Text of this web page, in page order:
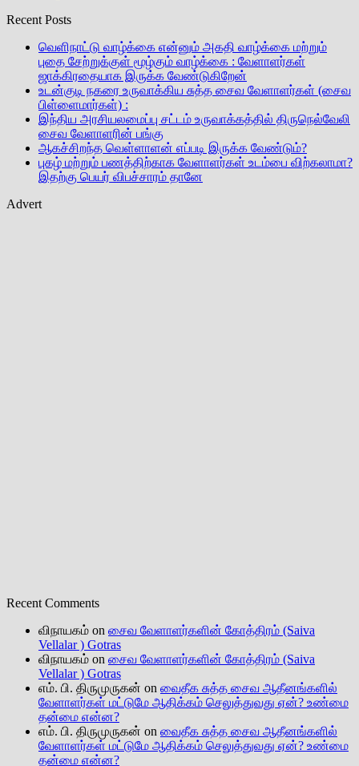
Recent Posts
வெளிநாட்டு வாழ்க்கை என்னும் அகதி வாழ்க்கை மற்றும்
புதை சேற்றுக்குள் மூழ்கும் வாழ்க்கை : வேளாளர்கள்
ஜாக்கிரதையாக இருக்க வேண்டுகிறேன்
உடன்குடி நகரை உருவாக்கிய சுத்த சைவ வேளாளர்கள் (சைவ
பிள்ளைமார்கள்) :
இந்திய அரசியலமைப்பு சட்டம் உருவாக்கத்தில் திருநெல்வேலி
சைவ வேளாளரின் பங்கு
ஆகச்சிறந்த வெள்ளாளன் எப்படி இருக்க வேண்டும்?
புகழ் மற்றும் பணத்திற்காக வேளாளர்கள் உடம்பை விற்கலாமா?
இதற்கு பெயர் விபச்சாரம் தானே
Advert
Recent Comments
விநாயகம் on சைவ வேளாளர்களின் கோத்திரம் (Saiva
Vellalar ) Gotras
விநாயகம் on சைவ வேளாளர்களின் கோத்திரம் (Saiva
Vellalar ) Gotras
எம். பி. திருமுருகன் on வைதீக சுத்த சைவ ஆதீனங்களில்
வேளாளர்கள் மட்டுமே ஆதிக்கம் செலுத்துவது ஏன்? உண்மை
தன்மை என்ன?
எம். பி. திருமுருகன் on வைதீக சுத்த சைவ ஆதீனங்களில்
வேளாளர்கள் மட்டுமே ஆதிக்கம் செலுத்துவது ஏன்? உண்மை
தன்மை என்ன?